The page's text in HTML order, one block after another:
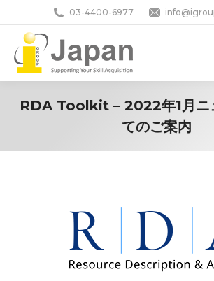
03-4400-6977
RDA Toolkit – 2022年1月ニ
てのご案内